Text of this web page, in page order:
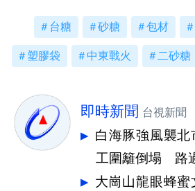
台糖 砂糖 包材
塑膠袋 中東戰火 二砂糖
即時新聞 台視新聞
白海豚強風襲
工圍籬倒塌 路
大崗山龍眼蜂